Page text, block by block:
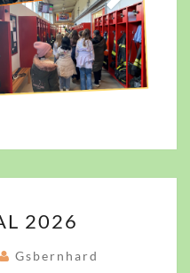
2026
Gsbernhard